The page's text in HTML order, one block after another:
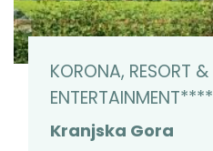
KORONA, RESORT &
ENTERTAINMENT****
Kranjska Gora